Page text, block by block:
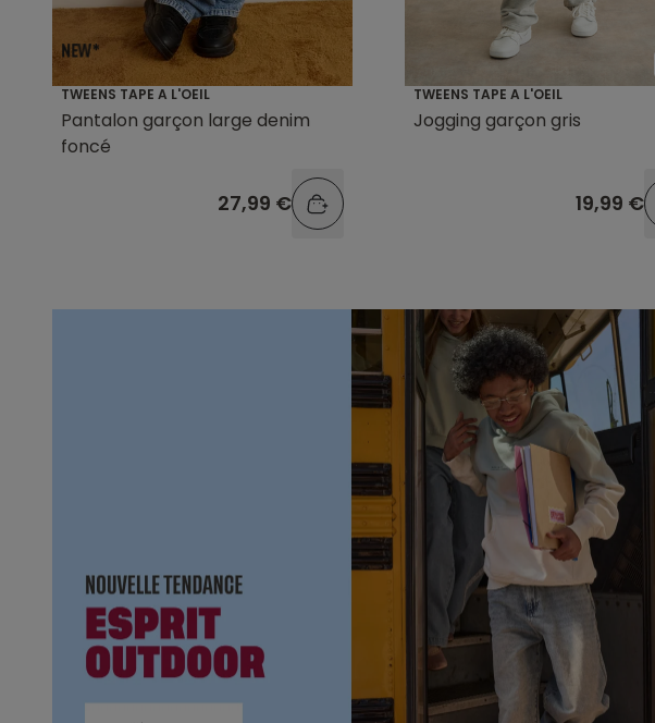
TWEENS TAPE A L'OEIL
Pantalon garçon large denim
foncé
27,99 €
TWEENS TAPE A L'OEIL
Jogging garçon gris
19,99 €